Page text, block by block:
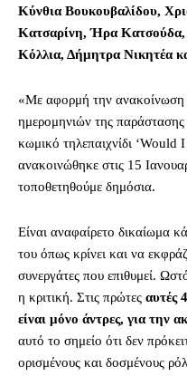
Κύνθια Βουκουβαλίδου,
Κατσαρίνη, Ήρα
Κόλλια, Δήμητρα Νικητέα
«Με αφορμή την
ημερομηνιών της
κωμικό τηλεπαιχνίδι ‘Would
ανακοινώθηκε στις 15
τοποθετηθούμε δημόσια.
Είναι αναφαίρετο δικαίωμα
του όπως κρίνει και να
συνεργάτες που επιθυμεί.
η κριτική. Στις πρώτες αυτές
είναι μόνο άντρες, για την
αυτό το σημείο ότι δεν
ορισμένους και δοσμένους